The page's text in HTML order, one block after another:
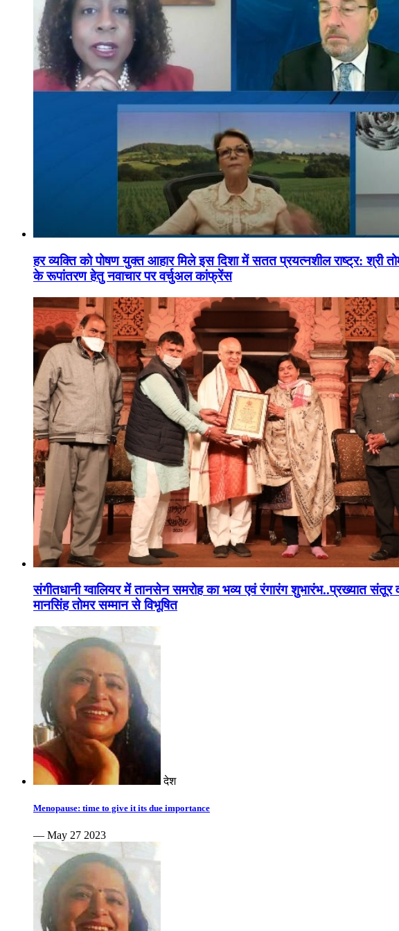
हर व्यक्ति को पोषण युक्त आहार मिले इस दिशा में सतत प्रयत्नशील राष्ट्र: श्री
के रूपांतरण हेतु नवाचार पर वर्चुअल कांफ्रेंस
संगीतधानी ग्वालियर में तानसेन समरोह का भव्य एवं रंगारंग शुभारंभ..प्रख्यात
मानसिंह तोमर सम्मान से विभूषित
देश
Menopause: time to give it its due importance
— May 27 2023